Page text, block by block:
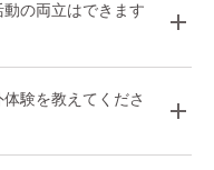
の両立はできます
験を教えてくださ